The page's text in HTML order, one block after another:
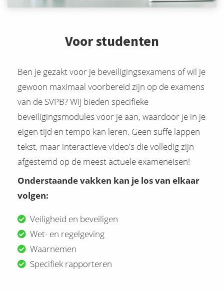
Voor studenten
Ben je gezakt voor je beveiligingsexamens of wil je
gewoon maximaal voorbereid zijn op de examens
van de SVPB? Wij bieden specifieke
beveiligingsmodules voor je aan, waardoor je in je
eigen tijd en tempo kan leren. Geen suffe lappen
tekst, maar interactieve video's die volledig zijn
afgestemd op de meest actuele exameneisen!
Onderstaande vakken kan je los van elkaar
volgen:
Veiligheid en beveiligen
Wet- en regelgeving
Waarnemen
Specifiek rapporteren